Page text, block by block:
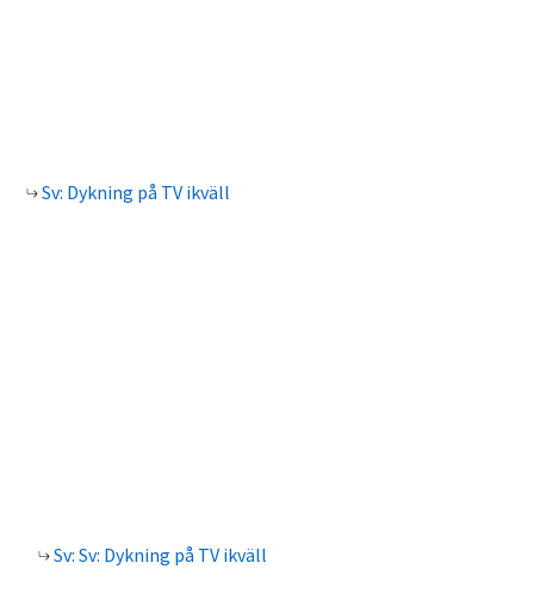
Sv: Dykning på TV ikväll
Sv: Sv: Dykning på TV ikväll